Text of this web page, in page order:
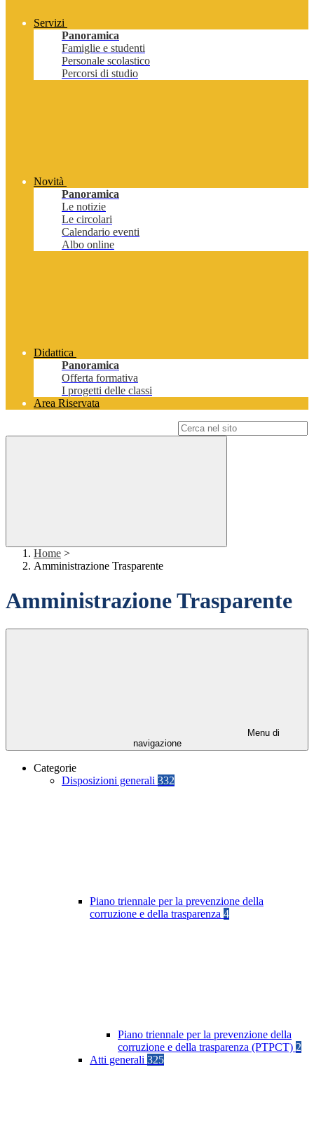
Servizi
Panoramica
Famiglie e studenti
Personale scolastico
Percorsi di studio
Novità
Panoramica
Le notizie
Le circolari
Calendario eventi
Albo online
Didattica
Panoramica
Offerta formativa
I progetti delle classi
Area Riservata
Home >
Amministrazione Trasparente
Amministrazione Trasparente
Menu di
navigazione
Categorie
Disposizioni generali 332
Piano triennale per la prevenzione della
corruzione e della trasparenza 4
Piano triennale per la prevenzione della
corruzione e della trasparenza (PTPCT) 2
Atti generali 325